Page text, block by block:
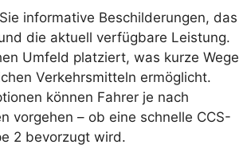
informative Beschilderungen, das
die aktuell verfügbare Leistung.
Umfeld platziert, was kurze Wege
Verkehrsmitteln ermöglicht.
können Fahrer je nach
vorgehen – ob eine schnelle CCS-
2 bevorzugt wird.